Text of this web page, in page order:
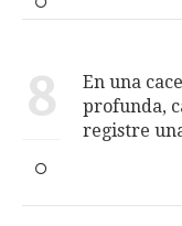
8
En una
profunda,
registre